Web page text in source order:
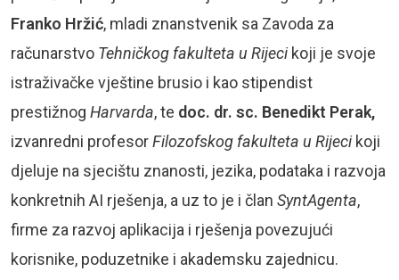
Franko Hržić, mladi znanstvenik sa Zavoda za
računarstvo Tehničkog fakulteta u Rijecikoji je svoje
istraživačke vještine brusio i kao stipendist
prestižnog Harvarda, te doc. dr. sc. Benedikt Perak,
izvanredni profesorFilozofskog fakulteta u Rijecikoji
djeluje na sjecištu znanosti, jezika, podataka i razvoja
konkretnih AI rješenja, a uz to je i član SyntAgenta,
firme za razvoj aplikacija i rješenja povezujući
korisnike, poduzetnike i akademsku zajednicu.